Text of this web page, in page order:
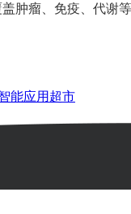
肿瘤、免疫、代谢
能应用超市